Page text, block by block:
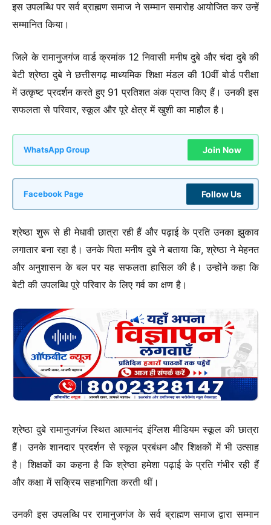
इस उपलब्धि पर सर्व ब्राह्मण समाज ने सम्मान समारोह आयोजित कर उन्हें
सम्मानित किया।
जिले के रामानुजगंज वार्ड क्रमांक 12 निवासी मनीष दुबे और चंदा दुबे की
बेटी श्रेष्ठा दुबे ने छत्तीसगढ़ माध्यमिक शिक्षा मंडल की 10वीं बोर्ड परीक्षा
में उत्कृष्ट प्रदर्शन करते हुए 91 प्रतिशत अंक प्राप्त किए हैं। उनकी इस
सफलता से परिवार, स्कूल और पूरे क्षेत्र में खुशी का माहौल है।
WhatsApp Group Join Now
Facebook Page Follow Us
श्रेष्ठा शुरू से ही मेधावी छात्रा रही हैं और पढ़ाई के प्रति उनका झुकाव
लगातार बना रहा है। उनके पिता मनीष दुबे ने बताया कि, श्रेष्ठा ने मेहनत
और अनुशासन के बल पर यह सफलता हासिल की है। उन्होंने कहा कि
बेटी की उपलब्धि पूरे परिवार के लिए गर्व का क्षण है।
श्रेष्ठा दुबे रामानुजगंज स्थित आत्मानंद इंग्लिश मीडियम स्कूल की छात्रा
हैं। उनके शानदार प्रदर्शन से स्कूल प्रबंधन और शिक्षकों में भी उत्साह
है। शिक्षकों का कहना है कि श्रेष्ठा हमेशा पढ़ाई के प्रति गंभीर रही हैं
और कक्षा में सक्रिय सहभागिता करती थीं।
उनकी इस उपलब्धि पर रामानुजगंज के सर्व ब्राह्मण समाज द्वारा सम्मान